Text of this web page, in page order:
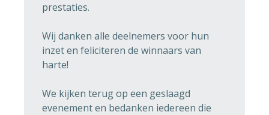
prestaties.
Wij danken alle deelnemers voor hun
inzet en feliciteren de winnaars van
harte!
We kijken terug op een geslaagd
evenement en bedanken iedereen die